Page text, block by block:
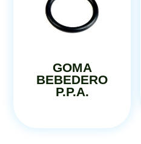
GOMA
BEBEDERO
P.P.A.